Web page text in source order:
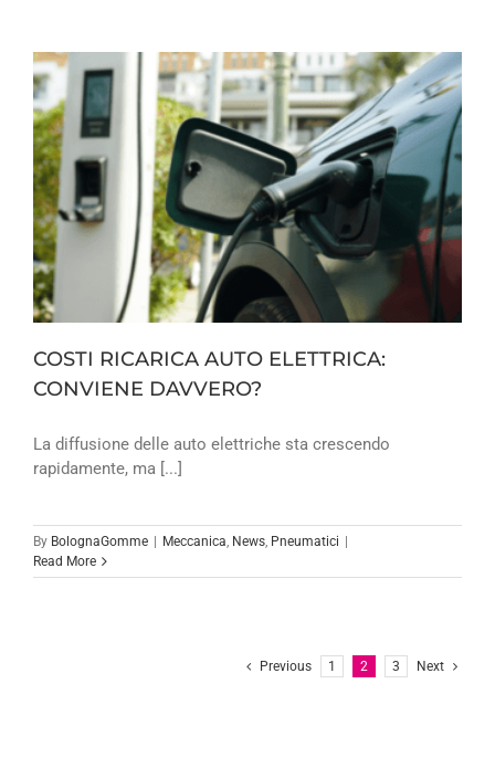
COSTI RICARICA AUTO ELETTRICA:
CONVIENE DAVVERO?
La diffusione delle auto elettriche sta crescendo
rapidamente, ma [...]
By BolognaGomme Meccanica, News, Pneumatici
Read More
Previous 1 2 3 Next